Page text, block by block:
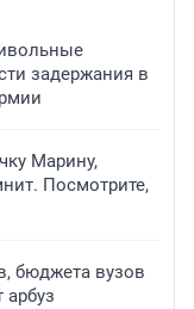
задержания в
Марину,
Посмотрите,
бюджета вузов